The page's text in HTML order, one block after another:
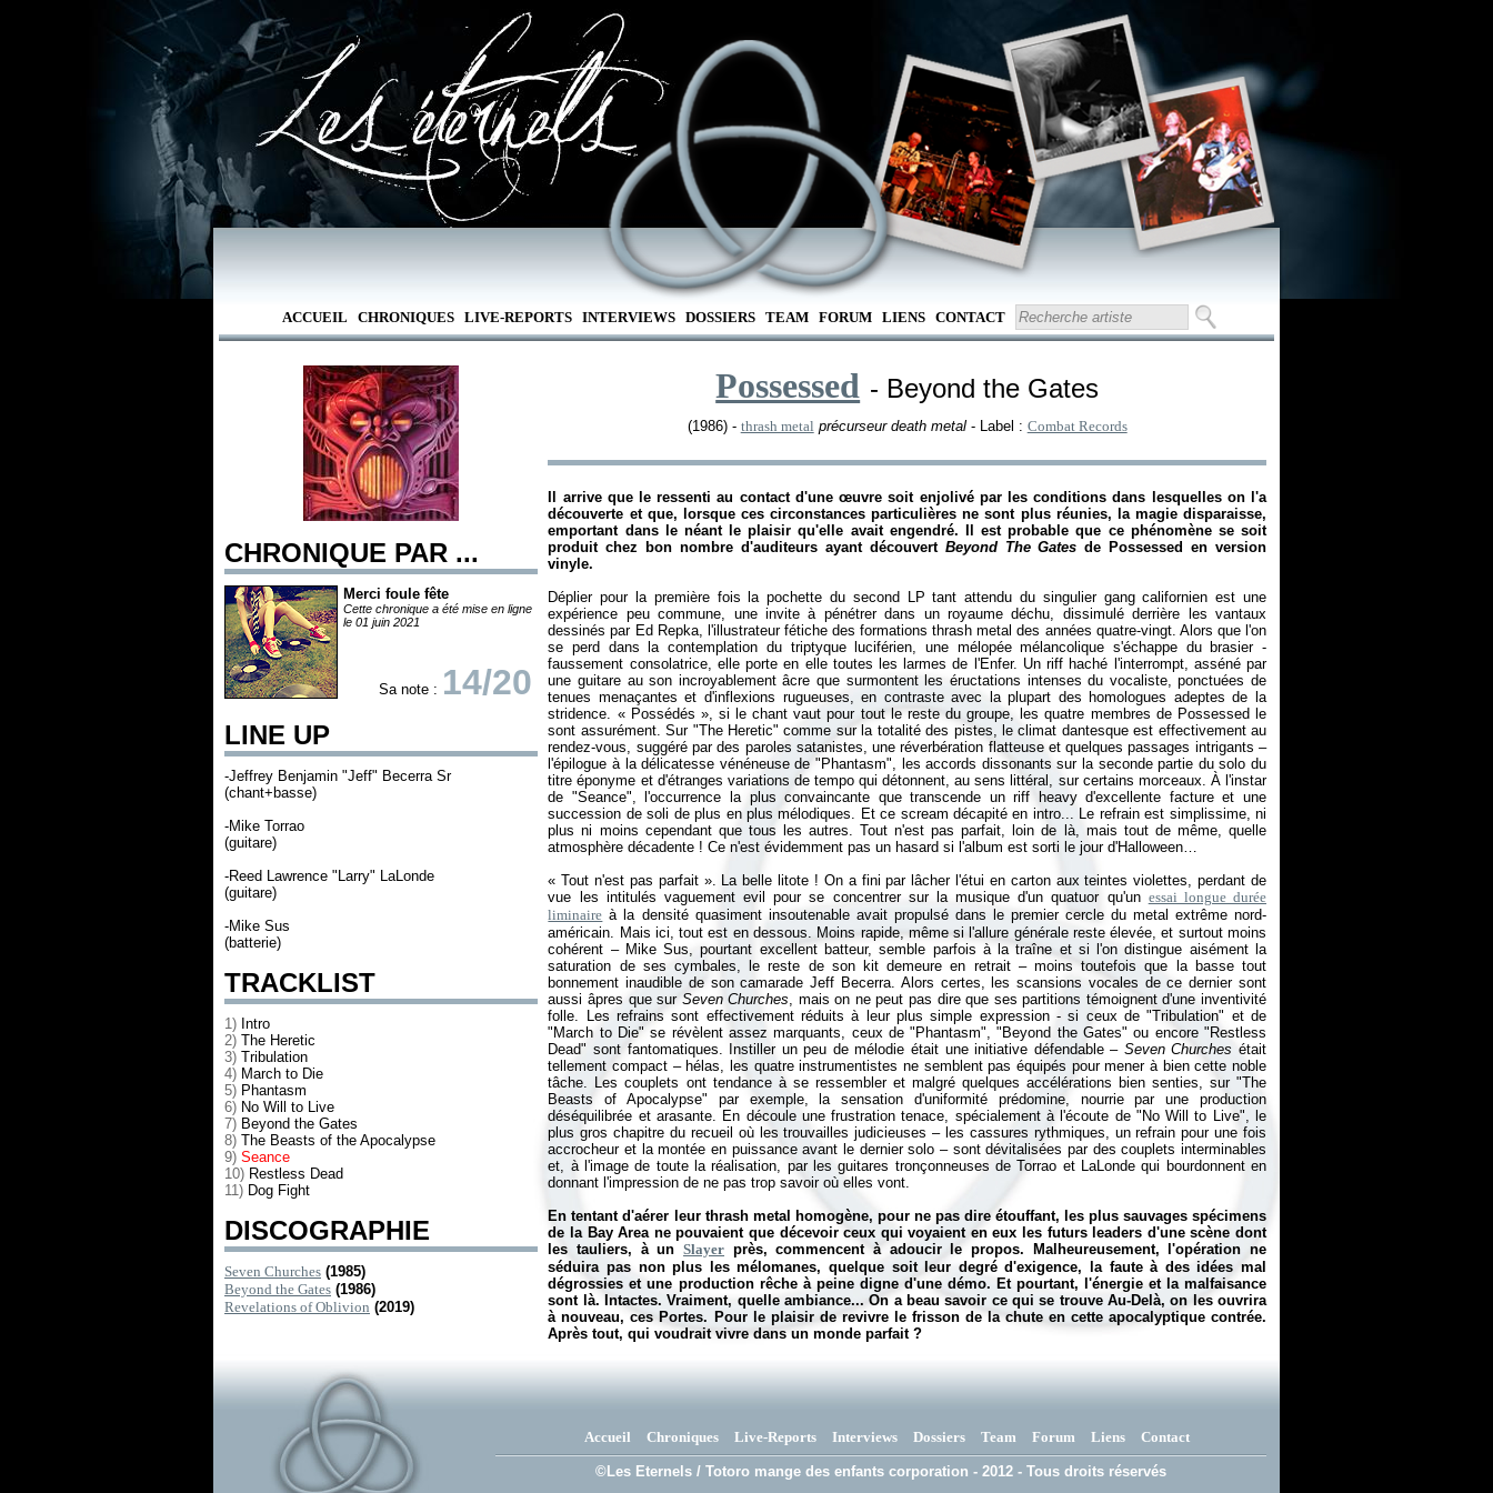
ACCUEIL CHRONIQUES LIVE-REPORTS INTERVIEWS DOSSIERS TEAM FORUM LIENS CONTACT
CHRONIQUE PAR ...
Merci foule fête
Cette chronique a été mise en ligne
le 01 juin 2021
Sa note : 14/20
LINE UP
-Jeffrey Benjamin "Jeff" Becerra Sr
(chant+basse)
-Mike Torrao
(guitare)
-Reed Lawrence "Larry" LaLonde
(guitare)
-Mike Sus
(batterie)
TRACKLIST
1) Intro
2) The Heretic
3) Tribulation
4) March to Die
5) Phantasm
6) No Will to Live
7) Beyond the Gates
8) The Beasts of the Apocalypse
9) Seance
10) Restless Dead
11) Dog Fight
DISCOGRAPHIE
Seven Churches (1985)
Beyond the Gates (1986)
Revelations of Oblivion (2019)
Possessed - Beyond the Gates
(1986) - thrash metal précurseur death metal- Label : Combat Records
Il arrive que le ressenti au contact d'une œuvre soit enjolivé par les conditions dans lesquelles on l'a
découverte et que, lorsque ces circonstances particulières ne sont plus réunies, la magie disparaisse,
emportant dans le néant le plaisir qu'elle avait engendré. Il est probable que ce phénomène se soit
produit chez bon nombre d'auditeurs ayant découvert Beyond The Gates de Possessed en version
vinyle.
Déplier pour la première fois la pochette du second LP tant attendu du singulier gang californien est une
expérience peu commune, une invite à pénétrer dans un royaume déchu, dissimulé derrière les vantaux
dessinés par Ed Repka, l'illustrateur fétiche des formations thrash metal des années quatre-vingt. Alors que l'on
se perd dans la contemplation du triptyque luciférien, une mélopée mélancolique s'échappe du brasier -
faussement consolatrice, elle porte en elle toutes les larmes de l'Enfer. Un riff haché l'interrompt, asséné par
une guitare au son incroyablement âcre que surmontent les éructations intenses du vocaliste, ponctuées de
tenues menaçantes et d'inflexions rugueuses, en contraste avec la plupart des homologues adeptes de la
stridence. « Possédés », si le chant vaut pour tout le reste du groupe, les quatre membres de Possessed le
sont assurément. Sur "The Heretic" comme sur la totalité des pistes, le climat dantesque est effectivement au
rendez-vous, suggéré par des paroles satanistes, une réverbération flatteuse et quelques passages intrigants –
l'épilogue à la délicatesse vénéneuse de "Phantasm", les accords dissonants sur la seconde partie du solo du
titre éponyme et d'étranges variations de tempo qui détonnent, au sens littéral, sur certains morceaux. À l'instar
de "Seance", l'occurrence la plus convaincante que transcende un riff heavy d'excellente facture et une
succession de soli de plus en plus mélodiques. Et ce scream décapité en intro... Le refrain est simplissime, ni
plus ni moins cependant que tous les autres. Tout n'est pas parfait, loin de là, mais tout de même, quelle
atmosphère décadente ! Ce n'est évidemment pas un hasard si l'album est sorti le jour d'Halloween…
«Tout n'est pas parfait ». La belle litote ! On a fini par lâcher l'étui en carton aux teintes violettes, perdant de
vue les intitulés vaguement evil pour se concentrer sur la musique d'un quatuor qu'un essai longue durée
liminaire à la densité quasiment insoutenable avait propulsé dans le premier cercle du metal extrême nord-
américain. Mais ici, tout est en dessous. Moins rapide, même si l'allure générale reste élevée, et surtout moins
cohérent – Mike Sus, pourtant excellent batteur, semble parfois à la traîne et si l'on distingue aisément la
saturation de ses cymbales, le reste de son kit demeure en retrait – moins toutefois que la basse tout
bonnement inaudible de son camarade Jeff Becerra. Alors certes, les scansions vocales de ce dernier sont
aussi âpres que surSeven Churches, mais on ne peut pas dire que ses partitions témoignent d'une inventivité
folle. Les refrains sont effectivement réduits à leur plus simple expression - si ceux de "Tribulation" et de
"March to Die" se révèlent assez marquants, ceux de "Phantasm", "Beyond the Gates" ou encore "Restless
Dead" sont fantomatiques. Instiller un peu de mélodie était une initiative défendable – Seven Churchesétait
tellement compact – hélas, les quatre instrumentistes ne semblent pas équipés pour mener à bien cette noble
tâche. Les couplets ont tendance à se ressembler et malgré quelques accélérations bien senties, sur "The
Beasts of Apocalypse" par exemple, la sensation d'uniformité prédomine, nourrie par une production
déséquilibrée et arasante. En découle une frustration tenace, spécialement à l'écoute de "No Will to Live", le
plus gros chapitre du recueil où les trouvailles judicieuses – les cassures rythmiques, un refrain pour une fois
accrocheur et la montée en puissance avant le dernier solo – sont dévitalisées par des couplets interminables
et, à l'image de toute la réalisation, par les guitares tronçonneuses de Torrao et LaLonde qui bourdonnent en
donnant l'impression de ne pas trop savoir où elles vont.
En tentant d'aérer leur thrash metal homogène, pour ne pas dire étouffant, les plus sauvages spécimens
de la Bay Area ne pouvaient que décevoir ceux qui voyaient en eux les futurs leaders d'une scène dont
les tauliers, à unSlayer près, commencent à adoucir le propos. Malheureusement, l'opération ne
séduira pas non plus les mélomanes, quelque soit leur degré d'exigence, la faute à des idées mal
dégrossies et une production rêche à peine digne d'une démo. Et pourtant, l'énergie et la malfaisance
sont là. Intactes. Vraiment, quelle ambiance... On a beau savoir ce qui se trouve Au-Delà, on les ouvrira
à nouveau, ces Portes. Pour le plaisir de revivre le frisson de la chute en cette apocalyptique contrée.
Après tout, qui voudrait vivre dans un monde parfait ?
Accueil Chroniques Live-Reports Interviews Dossiers Team Forum Liens Contact
©Les Eternels / Totoro mange des enfants corporation - 2012 - Tous droits réservés